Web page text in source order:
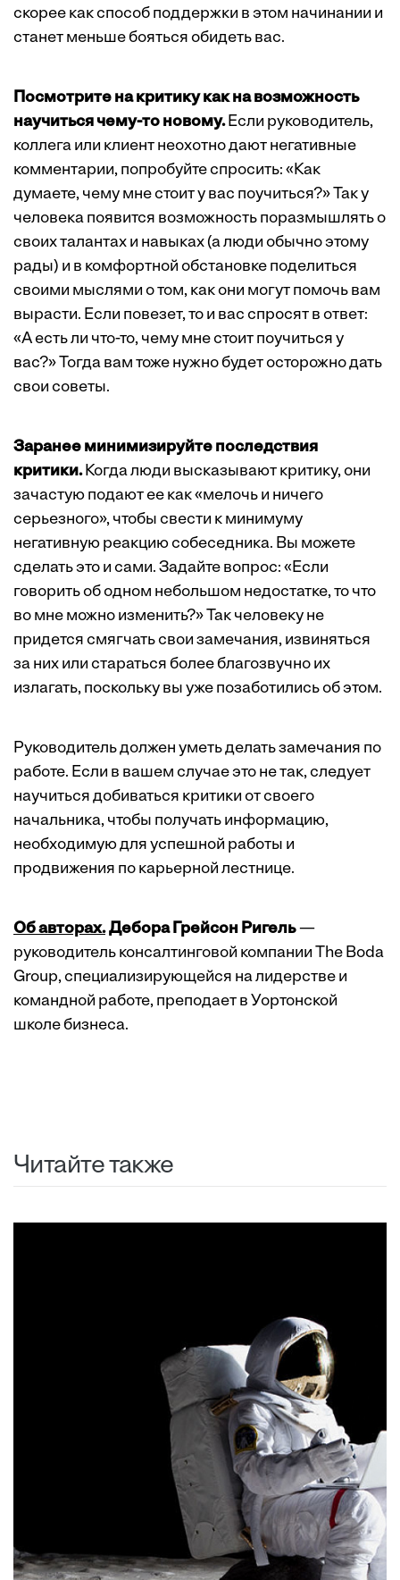
скорее как способ поддержки в этом начинании и
станет меньше бояться обидеть вас.
Посмотрите на критику как на возможность
научиться чему-то новому.Если руководитель,
коллега или клиент неохотно дают негативные
комментарии, попробуйте спросить: «Как
думаете, чему мне стоит у вас поучиться?» Так у
человека появится возможность поразмышлять о
своих талантах и навыках (а люди обычно этому
рады) и в комфортной обстановке поделиться
своими мыслями о том, как они могут помочь вам
вырасти. Если повезет, то и вас спросят в ответ:
«А есть ли что-то, чему мне стоит поучиться у
вас?» Тогда вам тоже нужно будет осторожно дать
свои советы.
Заранее минимизируйте последствия
критики.Когда люди высказывают критику, они
зачастую подают ее как «мелочь и ничего
серьезного», чтобы свести к минимуму
негативную реакцию собеседника. Вы можете
сделать это и сами. Задайте вопрос: «Если
говорить об одном небольшом недостатке, то что
во мне можно изменить?» Так человеку не
придется смягчать свои замечания, извиняться
за них или стараться более благозвучно их
излагать, поскольку вы уже позаботились об этом.
Руководитель должен уметь делать замечания по
работе. Если в вашем случае это не так, следует
научиться добиваться критики от своего
начальника, чтобы получать информацию,
необходимую для успешной работы и
продвижения по карьерной лестнице.
Об авторах. Дебора Грейсон Ригель—
руководитель консалтинговой компании The Boda
Group, специализирующейся на лидерстве и
командной работе, преподает в Уортонской
школе бизнеса.
Читайте также